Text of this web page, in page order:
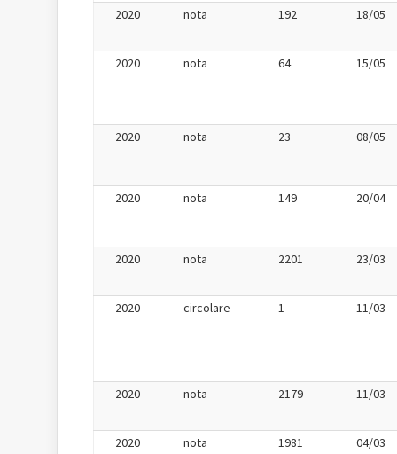
2020 nota 192 18/05
2020 nota 64 15/05
2020 nota 23 08/05
2020 nota 149 20/04
2020 nota 2201 23/03
2020 circolare 1 11/03
2020 nota 2179 11/03
2020 nota 1981 04/03